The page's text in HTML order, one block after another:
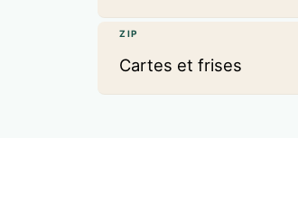
ZIP
Cartes et frises